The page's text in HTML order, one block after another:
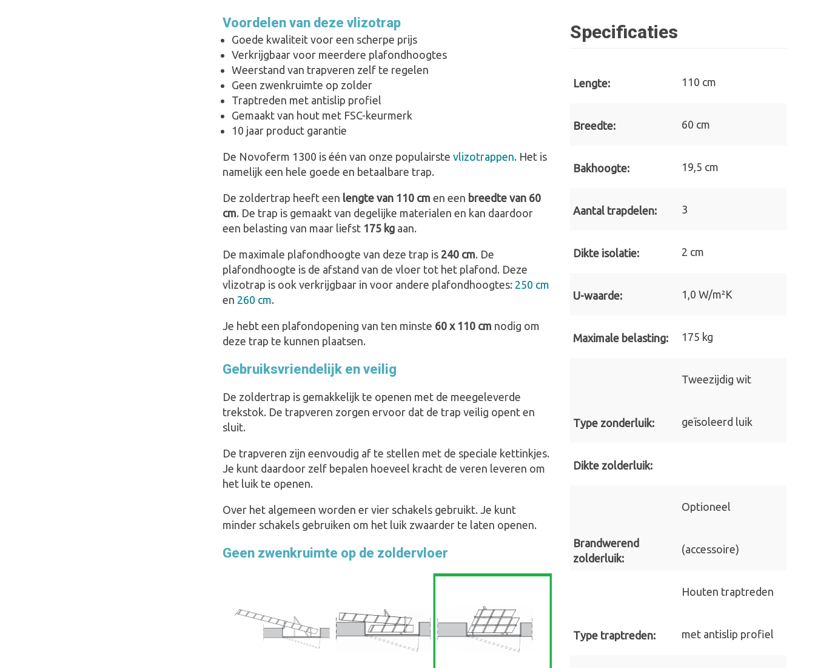
Voordelen van deze vlizotrap
Goede kwaliteit voor een scherpe prijs
Verkrijgbaar voor meerdere plafondhoogtes
Weerstand van trapveren zelf te regelen
Geen zwenkruimte op zolder
Traptreden met antislip profiel
Gemaakt van hout met FSC-keurmerk
10 jaar product garantie
De Novoferm 1300 is één van onze populairste vlizotrappen. Het is
namelijk een hele goede en betaalbare trap.
De zoldertrap heeft een lengte van 110 cm en een breedte van 60
cm. De trap is gemaakt van degelijke materialen en kan daardoor
een belasting van maar liefst 175 kg aan.
De maximale plafondhoogte van deze trap is 240 cm. De
plafondhoogte is de afstand van de vloer tot het plafond. Deze
vlizotrap is ook verkrijgbaar in voor andere plafondhoogtes: 250 cm
en 260 cm.
Je hebt een plafondopening van ten minste 60 x 110 cm nodig om
deze trap te kunnen plaatsen.
Gebruiksvriendelijk en veilig
De zoldertrap is gemakkelijk te openen met de meegeleverde
trekstok. De trapveren zorgen ervoor dat de trap veilig opent en
sluit.
De trapveren zijn eenvoudig af te stellen met de speciale kettinkjes.
Je kunt daardoor zelf bepalen hoeveel kracht de veren leveren om
het luik te openen.
Over het algemeen worden er vier schakels gebruikt. Je kunt
minder schakels gebruiken om het luik zwaarder te laten openen.
Geen zwenkruimte op de zoldervloer
Specificaties
Lengte: 110 cm
Breedte: 60 cm
Bakhoogte: 19,5 cm
Aantal trapdelen: 3
Dikte isolatie: 2 cm
U-waarde: 1,0 W/m²K
Maximale belasting: 175 kg
Type zonderluik:
Tweezijdig wit
geïsoleerd luik
Dikte zolderluik:
Brandwerend
zolderluik:
Optioneel
(accessoire)
Type traptreden:
Houten traptreden
met antislip profiel